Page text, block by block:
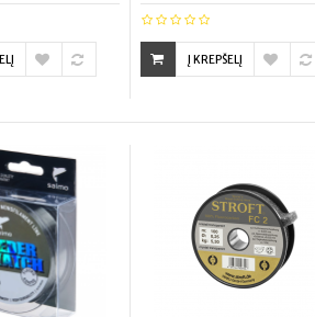
Į KREPŠELĮ